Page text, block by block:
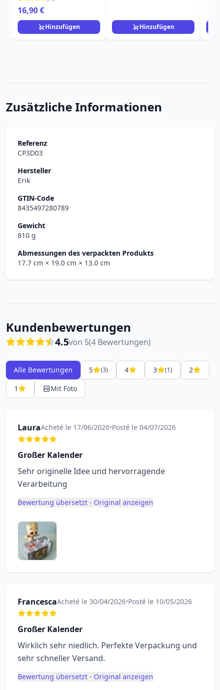
Disney-Pixar Loungefly
16,90 €
Hinzufügen Hinzufügen
Zusätzliche Informationen
Referenz
CP3D03
Hersteller
Erik
GTIN-Code
8435497280789
Gewicht
810 g
Abmessungen des verpackten Produkts
17.7 cm × 19.0 cm × 13.0 cm
Kundenbewertungen
4.5von 5(4 Bewertungen)
Alle Bewertungen 5 (3) 4 3 (1)
2
1
Mit Foto
LauraAcheté le 17/06/2026•Posté le 04/07/2026
Großer Kalender
Sehr originelle Idee und hervorragende
Verarbeitung
Bewertung übersetzt - Original anzeigen
FrancescaAcheté le 30/04/2026•Posté le 10/05/2026
Großer Kalender
Wirklich sehr niedlich. Perfekte Verpackung und
sehr schneller Versand.
Bewertung übersetzt - Original anzeigen